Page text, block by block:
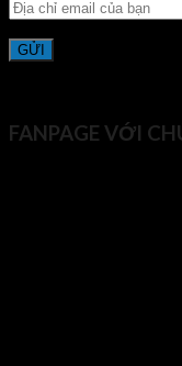
FANPAGE VỚI